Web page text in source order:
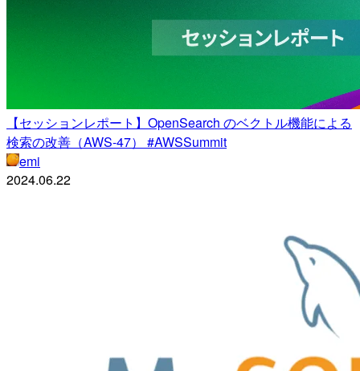
【セッションレポート】OpenSearch のベクトル機能による
検索の改善（AWS-47） #AWSSummit
emi
2024.06.22